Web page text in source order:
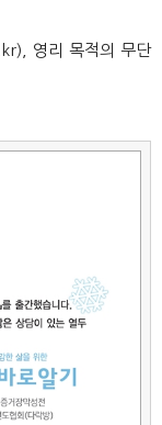
영리 목적의 무단